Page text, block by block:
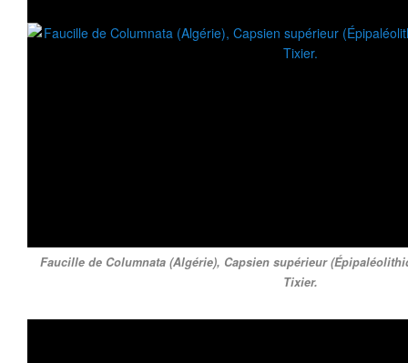
Faucille de Columnata (Algérie), Capsien supérieur
Tixier.